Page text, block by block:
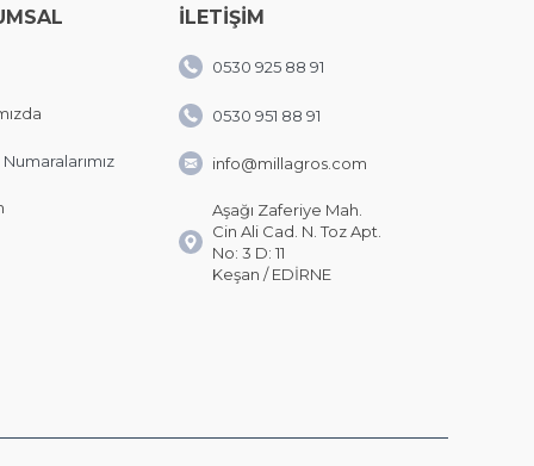
İLETİŞİM
0530 925 88 91
0530 951 88 91
info@millagros.com
Aşağı Zaferiye Mah.
Cin Ali Cad. N. Toz Apt.
No: 3 D: 11
Keşan / EDİRNE